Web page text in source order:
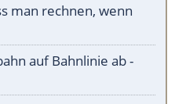
man rechnen, wenn
auf Bahnlinie ab -